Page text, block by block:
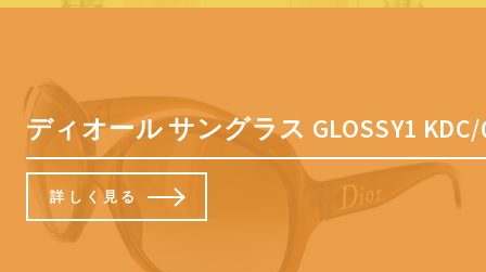
ディオール サングラス GLOSSY1
詳しく見る